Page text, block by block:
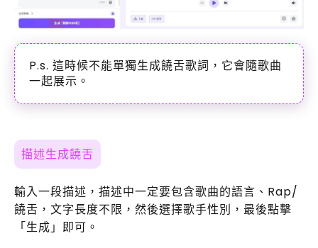
P.s. 這時候不能單獨生成饒舌歌詞，它會隨歌曲
一起展示。
描述生成饒舌
輸入一段描述，描述中一定要包含歌曲的語言、Rap/
饒舌，文字長度不限，然後選擇歌手性別，最後點擊
「生成」即可。